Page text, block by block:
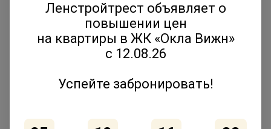
Юлия Молчанова выступила на форуме
«Движение» с темой эволюции соседских
2 июля 2026
Ленстройтрест объявляет о
повышении цен
на квартиры в ЖК «Окла Вижн»
с 12.08.26
Успейте забронировать!